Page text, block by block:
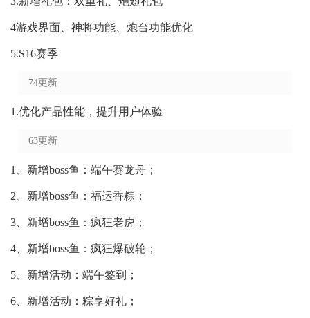
4游戏界面、神将功能、炮台功能优化
5.S16赛季
74更新
1.优化产品性能，提升用户体验
63更新
1、新增boss鱼：端午赛龙舟；
2、新增boss鱼：福运香粽；
3、新增boss鱼：疯狂老虎；
4、新增boss鱼：疯狂爆破轮；
5、新增活动：端午签到；
6、新增活动：粽享好礼；